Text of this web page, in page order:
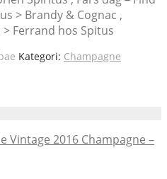
> Brandy & Cognac ,
Ferrand hos Spitus
Kategori: Champagne
Vintage 2016 Champagne –